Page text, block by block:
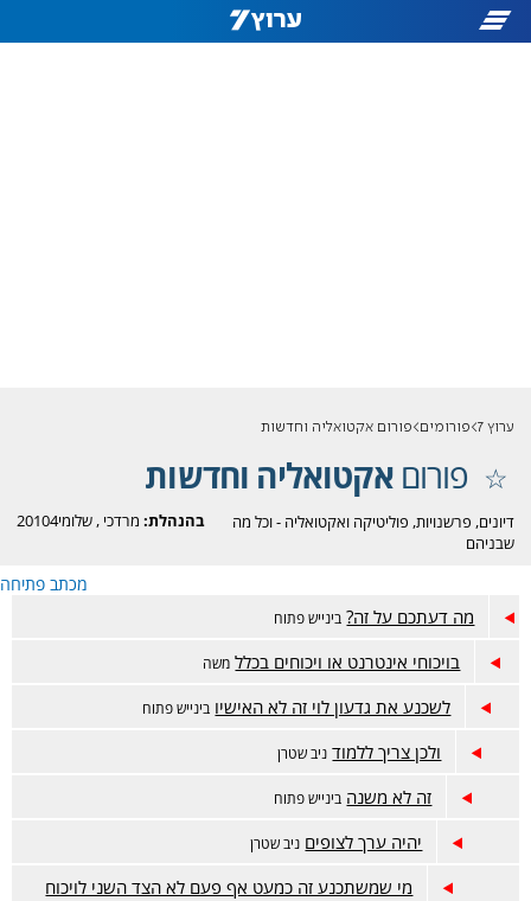
ערוץ 7 פורומים פורום אקטואליה וחדשות
פורוםאקטואליה וחדשות
בהנהלת: מרדכי ,שלומי20104
דיונים, פרשנויות, פוליטיקה ואקטואליה - וכל מה
שבניהם
מכתב פתיחה
מה דעתכם על זה? בינייש פתוח
בויכוחי אינטרנט או ויכוחים בכלל משה
לשכנע את גדעון לוי זה לא האישיו בינייש פתוח
ולכן צריך ללמוד ניב שטרן
זה לא משנה בינייש פתוח
יהיה ערך לצופים ניב שטרן
מי שמשתכנע זה כמעט אף פעם לא הצד השני לויכוח